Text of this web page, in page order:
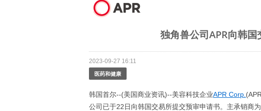
独角兽公司APR向韩
2023-09-27 16:11
医药和健康
韩国首尔--(美国商业资讯)--美容科技企业APR Corp.
公司已于22日向韩国交易所提交预审申请书。主承销商